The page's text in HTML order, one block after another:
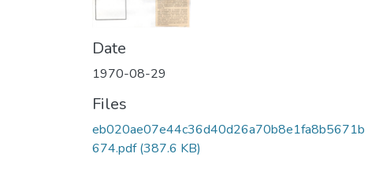
Date
1970-08-29
Files
eb020ae07e44c36d40d26a70b8e1fa8b5671b
674.pdf(387.6 KB)